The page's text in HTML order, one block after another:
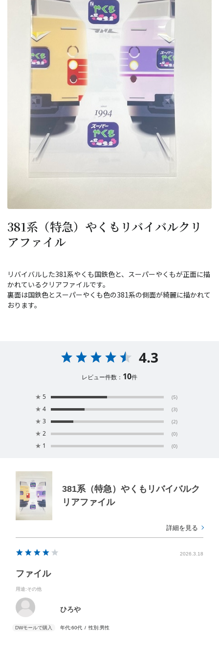
381系（特急）やくもリバイバルクリ
アファイル
リバイバルした381系やくも国鉄色と、スーパーやくもが正面に描
かれているクリアファイルです。
裏面は国鉄色とスーパーやくも色の381系の側面が綺麗に描かれて
おります。
4.3
レビュー件数： 10件
★ 5 (5)
★ 4 (3)
★ 3 (2)
★ 2 (0)
★ 1 (0)
381系（特急）やくもリバイバルク
リアファイル
詳細を見る
2026.3.18
ファイル
用途:その他
ひろや
年代:60代 性別:男性